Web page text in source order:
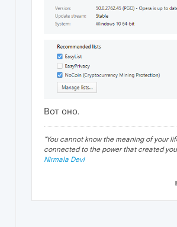
Вот оно.
"You cannot know the meaning of your
connected to the power that created you
Nirmala Devi